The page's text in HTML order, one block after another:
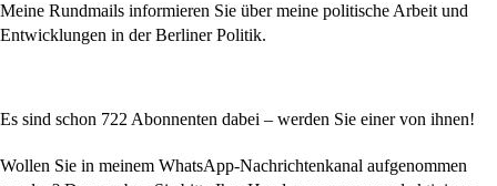
Meine Rundmails informieren Sie über meine politische Arbeit und
Entwicklungen in der Berliner Politik.
Es sind schon 722 Abonnenten dabei – werden Sie einer von ihnen!
Wollen Sie in meinem WhatsApp-Nachrichtenkanal aufgenommen